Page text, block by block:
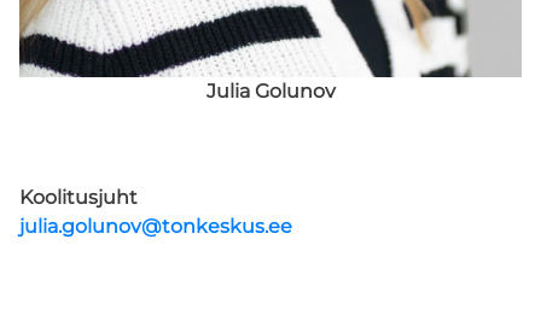
Meie keskus
PÕHIMÄÄRUS
Julia Golunov
Koolitusjuht
julia.golunov@tonkeskus.ee